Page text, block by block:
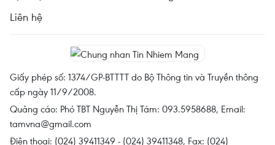
Liên hệ
Giấy phép số: 1374/GP-BTTTT do Bộ Thông tin và Truyền thông
cấp ngày 11/9/2008.
Quảng cáo: Phó TBT Nguyễn Thị Tám: 093.5958688, Email:
tamvna@gmail.com
Điện thoại: (024) 39411349 - (024) 39411348, Fax: (024)